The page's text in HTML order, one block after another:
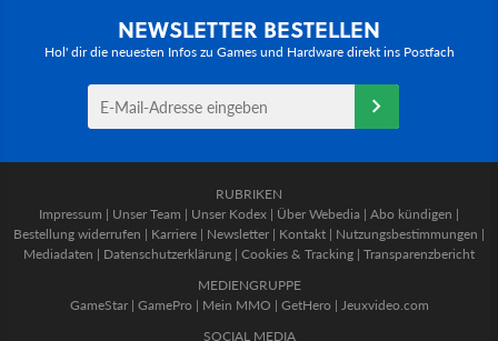
NEWSLETTER BESTELLEN
Hol' dir die neuesten Infos zu Games und Hardware direkt ins Postfach
RUBRIKEN
Impressum | Unser Team | Unser Kodex | Über Webedia | Abo kündigen |
Bestellung widerrufen | Karriere | Newsletter | Kontakt | Nutzungsbestimmungen |
Mediadaten | Datenschutzerklärung | Cookies & Tracking | Transparenzbericht
MEDIENGRUPPE
GameStar| GamePro | Mein MMO | GetHero | Jeuxvideo.com
SOCIAL MEDIA